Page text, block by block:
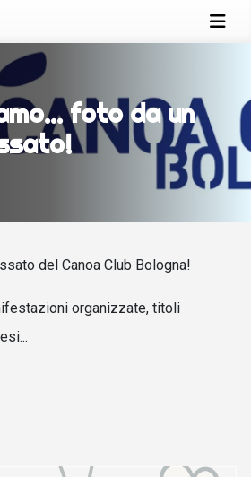
foto da un
del Canoa Club Bologna!
organizzate, titoli